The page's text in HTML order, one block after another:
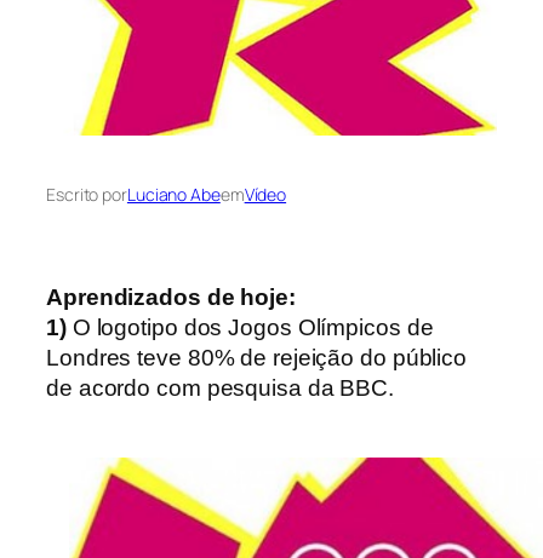
Escrito porLuciano AbeemVídeo
Aprendizados de hoje:
1)O logotipo dos Jogos Olímpicos de
Londres teve 80% de rejeição do público
de acordo com pesquisa da BBC.